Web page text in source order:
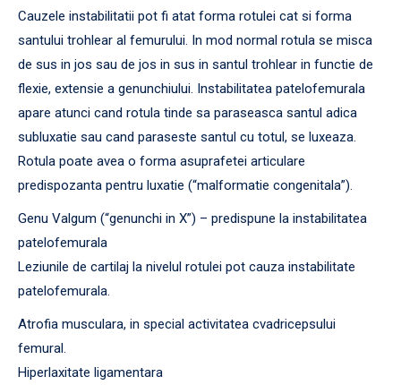
Cauzele instabilitatii pot fi atat forma rotulei cat si forma
santului trohlear al femurului. In mod normal rotula se misca
de sus in jos sau de jos in sus in santul trohlear in functie de
flexie, extensie a genunchiului. Instabilitatea patelofemurala
apare atunci cand rotula tinde sa paraseasca santul adica
subluxatie sau cand paraseste santul cu totul, se luxeaza.
Rotula poate avea o forma asuprafetei articulare
predispozanta pentru luxatie (“malformatie congenitala”).
Genu Valgum (“genunchi in X”) – predispune la instabilitatea
patelofemurala
Leziunile de cartilaj la nivelul rotulei pot cauza instabilitate
patelofemurala.
Atrofia musculara, in special activitatea cvadricepsului
femural.
Hiperlaxitate ligamentara